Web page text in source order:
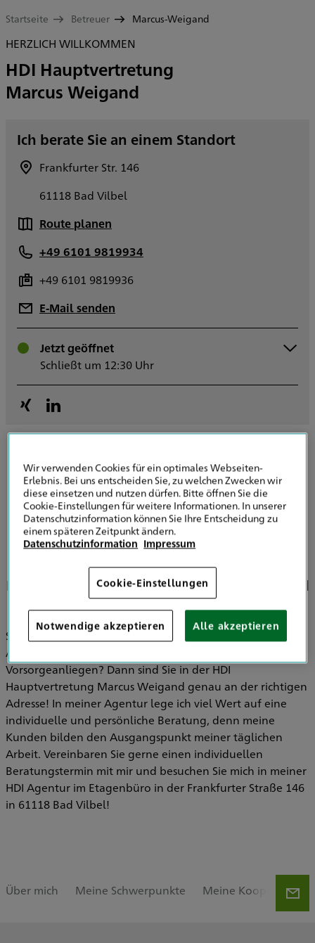
Startseite Betreuer Marcus-Weigand
HERZLICH WILLKOMMEN
HDI Hauptvertretung
Marcus Weigand
Ich berate Sie an einem Standort
Frankfurter Str. 146
61118 Bad Vilbel
Route planen
+49 6101 9819934
+49 6101 9819936
E-Mail senden
Jetzt geöffnet
Schließt um 12:30 Uhr
Montag
Dienstag
Mittwoch
09:30 - 12:30
Donnerstag
Freitag
Samstag
Sowie nach Vereinbarung
Kontaktanfrage senden
Ihr verlässlicher Versicherungspartner in Bad
Vilbel
Sie sind auf der Suche nach einem persönlichen
Ansprechpartner für Ihre Versicherungs- und
Vorsorgeanliegen? Dann sind Sie in der HDI
Hauptvertretung Marcus Weigand genau an der richtigen
Adresse! In meiner Agentur lege ich viel Wert auf eine
individuelle und persönliche Beratung, denn meine
Kunden bilden den Ausgangspunkt meiner täglichen
Arbeit. Vereinbaren Sie gerne einen individuellen
Beratungstermin mit mir und besuchen Sie mich in meiner
HDI Agentur im Etagenbüro in der Frankfurter Straße 146
in 61118 Bad Vilbel!
Über mich Meine Schwerpunkte Meine
Wir verwenden Cookies für ein optimales Webseiten-
Erlebnis. Bei uns entscheiden Sie, zu welchen Zwecken wir
diese einsetzen und nutzen dürfen. Bitte öffnen Sie die
Cookie-Einstellungen für weitere Informationen. In unserer
Datenschutzinformation können Sie Ihre Entscheidung zu
einem späteren Zeitpunkt ändern.
Datenschutzinformation Impressum
Cookie-Einstellungen
Notwendige akzeptieren Alle akzeptieren